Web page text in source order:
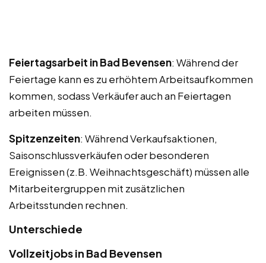
Feiertagsarbeit in Bad Bevensen: Während der
Feiertage kann es zu erhöhtem Arbeitsaufkommen
kommen, sodass Verkäufer auch an Feiertagen
arbeiten müssen.
Spitzenzeiten: Während Verkaufsaktionen,
Saisonschlussverkäufen oder besonderen
Ereignissen (z.B. Weihnachtsgeschäft) müssen alle
Mitarbeitergruppen mit zusätzlichen
Arbeitsstunden rechnen.
Unterschiede
Vollzeitjobs in Bad Bevensen